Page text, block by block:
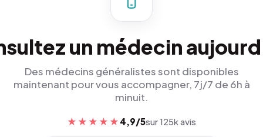
un médecin
Des médecins généralistes sont disponibles
maintenant pour vous accompagner, 7j/7 de 6h à
minuit.
★★★★★ 4,9/5sur 125k avis